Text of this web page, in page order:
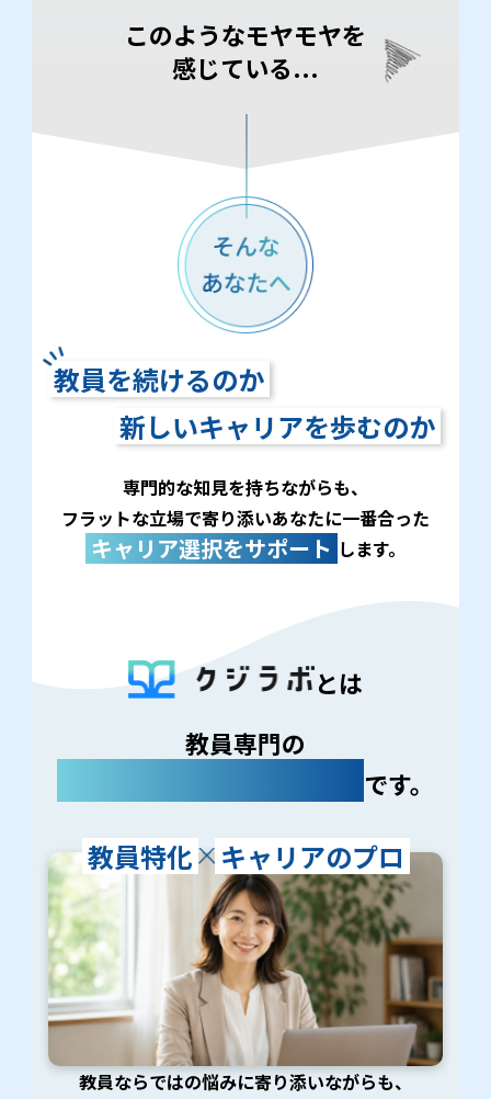
このようなモヤモヤを
感じている...
教員を続けるのか
新しいキャリアを歩むのか
専門的な知見を持ちながらも、
フラットな立場で寄り添いあなたに一番合った
キャリア選択をサポート します。
とは
教員専門の
です。
教員特化 キャリアのプロ
教員ならではの悩みに寄り添いながらも、